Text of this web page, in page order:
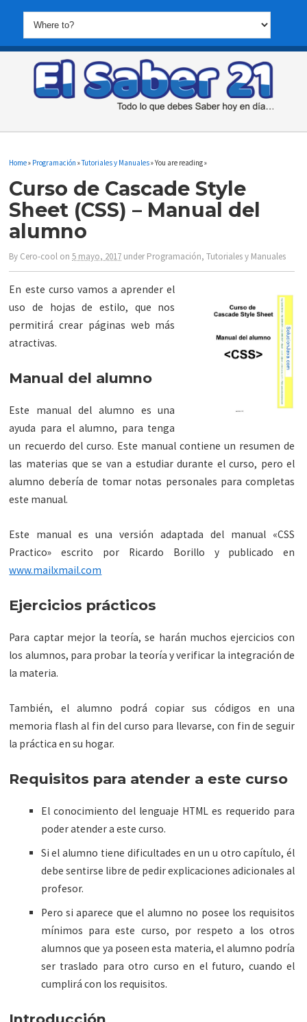
Home» Programación »Tutoriales y Manuales» You are reading »
Curso de Cascade Style
Sheet (CSS) – Manual del
alumno
By Cero-cool on5 mayo, 2017 underProgramación,Tutoriales y Manuales
En este curso vamos a aprender el
uso de hojas de estilo, que nos
permitirá crear páginas web más
atractivas.
Manual del alumno
Este manual del alumno es una
ayuda para el alumno, para tenga
un recuerdo del curso. Este manual contiene un resumen de
las materias que se van a estudiar durante el curso, pero el
alumno debería de tomar notas personales para completas
este manual.
Este manual es una versión adaptada del manual «CSS
Practico» escrito por Ricardo Borillo y publicado en
www.mailxmail.com
Ejercicios prácticos
Para captar mejor la teoría, se harán muchos ejercicios con
los alumnos, para probar la teoría y verificar la integración de
la materia.
También, el alumno podrá copiar sus códigos en una
memoria flash al fin del curso para llevarse, con fin de seguir
la práctica en su hogar.
Requisitos para atender a este curso
El conocimiento del lenguaje HTML es requerido para
poder atender a este curso.
Si el alumno tiene dificultades en un u otro capítulo, él
debe sentirse libre de pedir explicaciones adicionales al
profesor.
Pero si aparece que el alumno no posee los requisitos
mínimos para este curso, por respeto a los otros
alumnos que ya poseen esta materia, el alumno podría
ser traslado para otro curso en el futuro, cuando el
cumplirá con los requisitos.